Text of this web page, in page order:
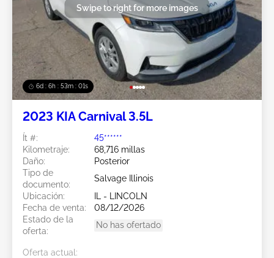
6d : 6h : 52m : 58s
Swipe to right for more images
2023 KIA Carnival 3.5L
Ít #:
45******
Kilometraje:
68,716 millas
Daño:
Posterior
Tipo de
documento:
Salvage Illinois
Ubicación:
IL - LINCOLN
Fecha de venta:
08/12/2026
Estado de la
oferta:
No has ofertado
Oferta actual: